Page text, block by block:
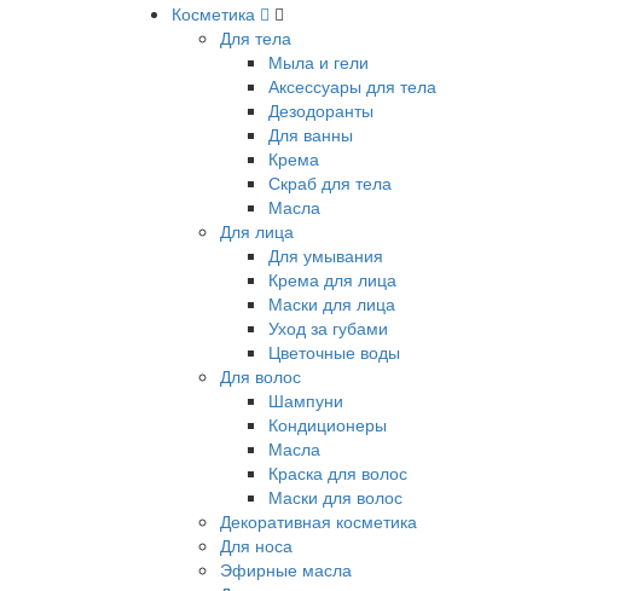
Косметика
Для тела
Мыла и гели
Аксессуары для тела
Дезодоранты
Для ванны
Крема
Скраб для тела
Масла
Для лица
Для умывания
Крема для лица
Маски для лица
Уход за губами
Цветочные воды
Для волос
Шампуни
Кондиционеры
Масла
Краска для волос
Маски для волос
Декоративная косметика
Для носа
Эфирные масла